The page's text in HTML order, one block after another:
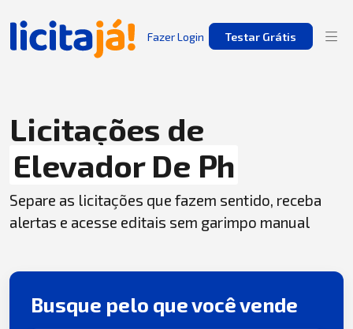
Fazer Login Testar Grátis
Licitações de
Elevador De Ph
Separe as licitações que fazem sentido, receba
alertas e acesse editais sem garimpo manual
Busque pelo que você vende